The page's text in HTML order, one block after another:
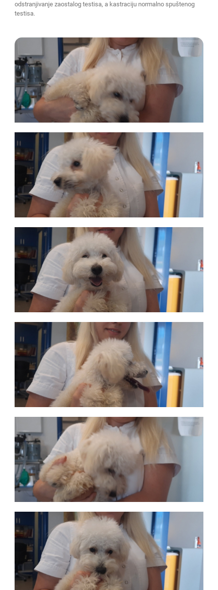
odstranjivanje zaostalog testisa, a kastraciju normalno spuštenog
testisa.